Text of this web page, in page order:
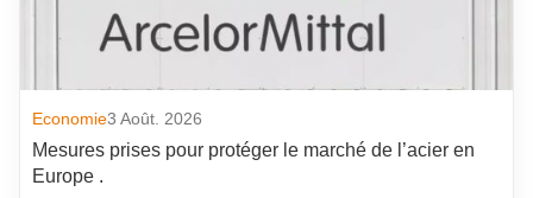
Economie3 Août. 2026
Mesures prises pour protéger le marché de l’acier en
Europe .